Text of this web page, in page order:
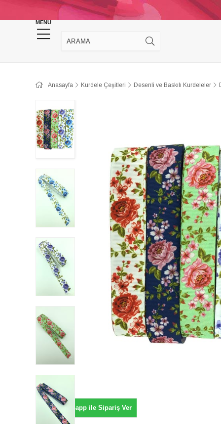
MENU
KINA DÜĞÜN MALZEMELERİ TAKI
Anasayfa Kurdele Çeşitleri Desenli ve Baskılı Kurdeleler
Whatsapp ile Sipariş Ver